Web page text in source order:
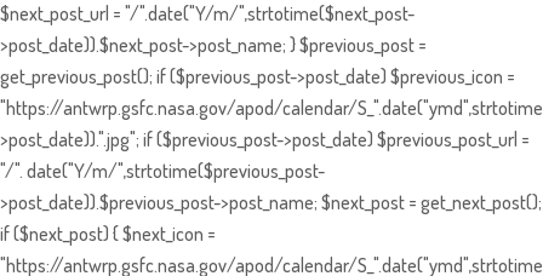
$next_post_url = "/".date("Y/m/",strtotime($next_post-
>post_date)).$next_post->post_name; } $previous_post =
get_previous_post(); if ($previous_post->post_date) $previous_icon =
"https://antwrp.gsfc.nasa.gov/apod/calendar/
>post_date)).".jpg"; if ($previous_post->post_date) $previous_post_url =
"/". date("Y/m/",strtotime($previous_post-
>post_date)).$previous_post->post_name; $next_post = get_next_post();
if ($next_post) { $next_icon =
"https://antwrp.gsfc.nasa.gov/apod/calendar/